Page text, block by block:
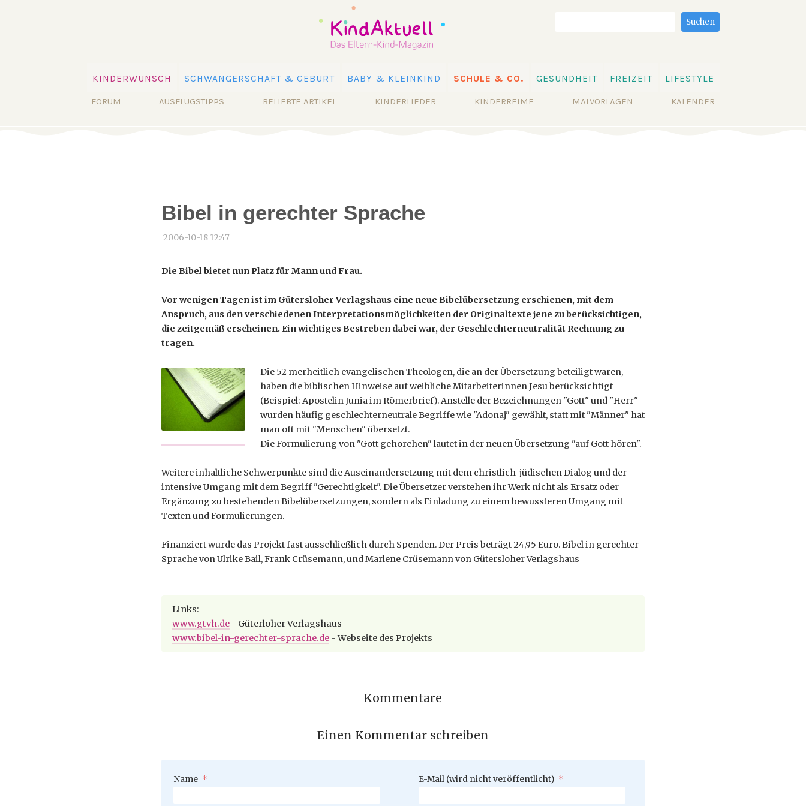
überspringen
KINDERWUNSCH SCHWANGERSCHAFT & GEBURT BABY & KLEINKIND SCHULE & CO. GESUNDHEIT FREIZEIT LIFESTYLE
Navigation
FORUM AUSFLUGSTIPPS BELIEBTE ARTIKEL KINDERLIEDER KINDERREIME MALVORLAGEN KALENDER
Suchen
Bibel in gerechter Sprache
2006-10-18 12:47
Die Bibel bietet nun Platz für Mann und Frau.
Vor wenigen Tagen ist im Gütersloher Verlagshaus eine neue Bibelübersetzung erschienen, mit dem
Anspruch, aus den verschiedenen Interpretationsmöglichkeiten der Originaltexte jene zu berücksichtigen,
die zeitgemäß erscheinen. Ein wichtiges Bestreben dabei war, der Geschlechterneutralität Rechnung zu
tragen.
Die 52 merheitlich evangelischen Theologen, die an der Übersetzung beteiligt waren,
haben die biblischen Hinweise auf weibliche Mitarbeiterinnen Jesu berücksichtigt
(Beispiel: Apostelin Junia im Römerbrief). Anstelle der Bezeichnungen "Gott" und "Herr"
wurden häufig geschlechterneutrale Begriffe wie "Adonaj" gewählt, statt mit "Männer" hat
man oft mit "Menschen" übersetzt.
Die Formulierung von "Gott gehorchen" lautet in der neuen Übersetzung "auf Gott hören".
Weitere inhaltliche Schwerpunkte sind die Auseinandersetzung mit dem christlich-jüdischen Dialog und der
intensive Umgang mit dem Begriff "Gerechtigkeit". Die Übersetzer verstehen ihr Werk nicht als Ersatz oder
Ergänzung zu bestehenden Bibelübersetzungen, sondern als Einladung zu einem bewussteren Umgang mit
Texten und Formulierungen.
Finanziert wurde das Projekt fast ausschließlich durch Spenden. Der Preis beträgt 24,95 Euro. Bibel in gerechter
Sprache von Ulrike Bail, Frank Crüsemann, und Marlene Crüsemann von Gütersloher Verlagshaus
Links:
www.gtvh.de- Güterloher Verlagshaus
www.bibel-in-gerechter-sprache.de- Webseite des Projekts
Kommentare
Einen Kommentar schreiben
Pflichtfeld
Name * Pflichtfeld
E-Mail (wird nicht veröffentlicht) *